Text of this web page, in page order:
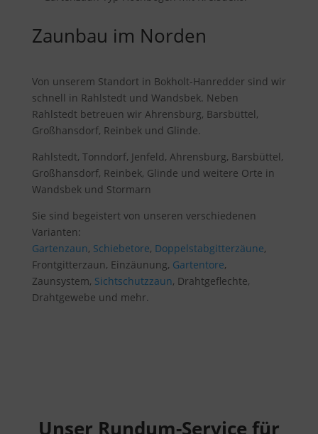
Zaunbau im Norden
Von unserem Standort in Bokholt-Hanredder sind wir
schnell in Rahlstedt und Wandsbek. Neben
Rahlstedt betreuen wir Ahrensburg, Barsbüttel,
Großhansdorf, Reinbek und Glinde.
Rahlstedt, Tonndorf, Jenfeld, Ahrensburg, Barsbüttel,
Großhansdorf, Reinbek, Glinde und weitere Orte in
Wandsbek und Stormarn
Sie sind begeistert von unseren verschiedenen
Varianten:
Gartenzaun, Schiebetore, Doppelstabgitterzäune,
Frontgitterzaun, Einzäunung, Gartentore,
Zaunsystem, Sichtschutzzaun, Drahtgeflechte,
Drahtgewebe und mehr.
Unser Rundum-Service für